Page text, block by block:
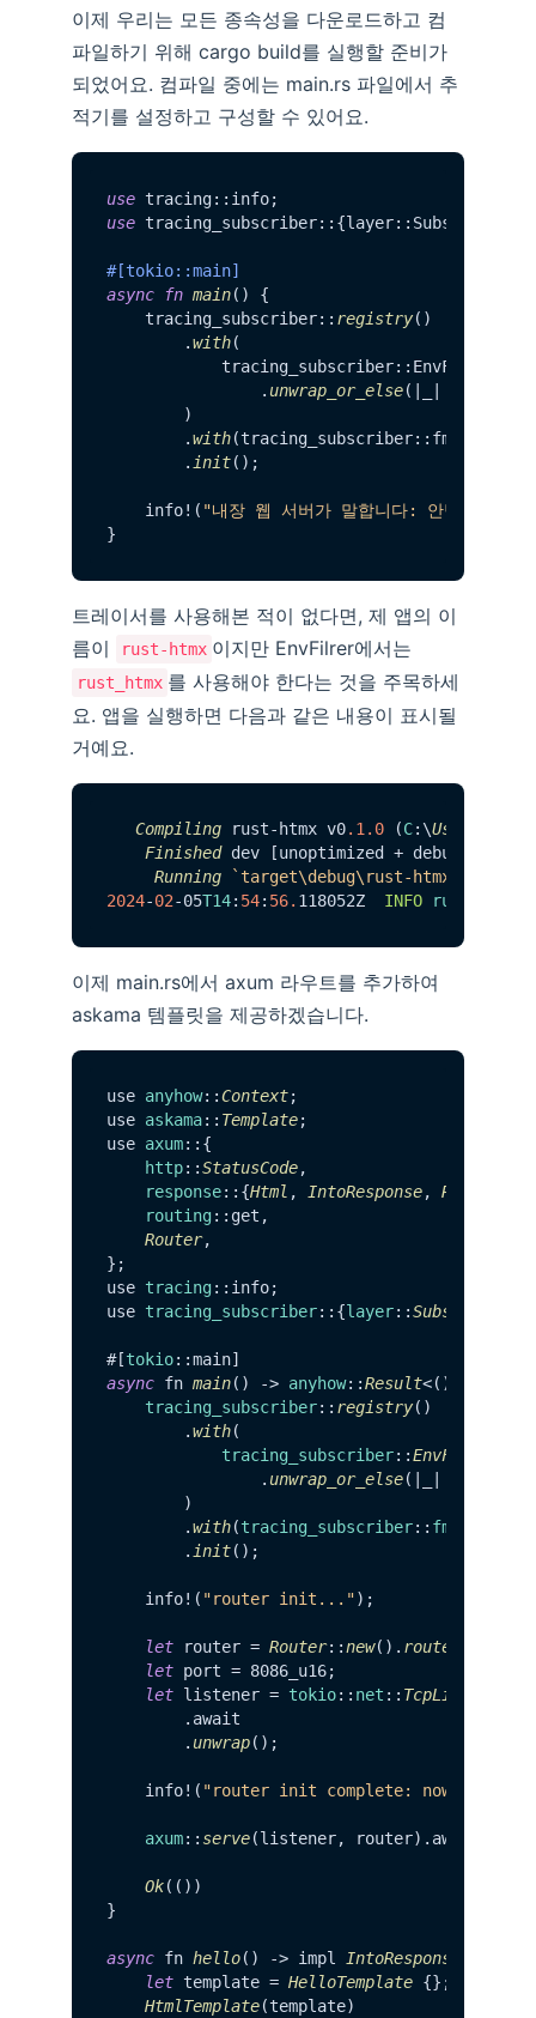
이제 우리는 모든 종속성을 다운로드하고 컴
파일하기 위해 cargo build를 실행할 준비가
되었어요. 컴파일 중에는 main.rs 파일에서 추
적기를 설정하고 구성할 수 있어요.
use
use
#[tokio::main]
async
fn main() {
    tracing_subscriber::
registry()
        .
with(
            tracing_subscriber::EnvFilter::
                .
unwrap_or_else(|_|
        )
        .
with(tracing_subscriber::fmt::
        .
init();
    info!(
"내장 웹 서버가 말합니다: 안녕, 세상
트레이서를 사용해본 적이 없다면, 제 앱의 이
름이
rust-htmx 이지만 EnvFilrer에서는
rust_htmx 를 사용해야 한다는 것을 주목하세
요. 앱을 실행하면 다음과 같은 내용이 표시될
거예요.
Compiling rust-htmx v0.1.0 (C:\Users
Finished dev [unoptimized + debuginfo]
Running
`target\debug\rust-htmx.exe`
2024-02-05T14: 54: 56. 118052Z INFO rust_htmx
이제 main.rs에서 axum 라우트를 추가하여
askama 템플릿을 제공하겠습니다.
use anyhow::Context;
use askama:: Template;
use axum::{
http::StatusCode,
response::{Html , IntoResponse, Response
routing::get,
Router,
};
use tracing::info;
use tracing_subscriber::{layer::SubscriberExt
#[tokio
async fn main() -> anyhow::Result<()> {
tracing_subscriber:: registry()
        .
with(
tracing_subscriber::EnvFilter
                .
unwrap_or_else(|_|
        )
        .
with(tracing_subscriber:: fmt
        .
init();
    info!(
"router init...");
let router = Router::new(). route
let port = 8086_u16;
let listener = tokio:: net :: TcpListener
        .
await
        .
unwrap();
    info!(
"router init complete: now
axum:: serve(listener, router). await
Ok(())
}
async fn hello() -> impl IntoResponse
let template = HelloTemplate {};
HtmlTemplate(template)